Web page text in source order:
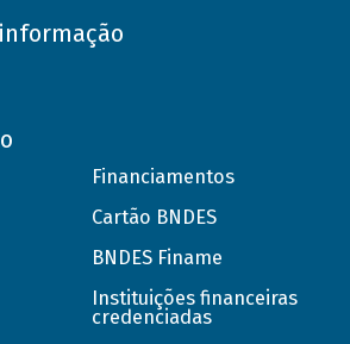
Financiamentos
Cartão BNDES
BNDES Finame
Instituições financeiras
credenciadas